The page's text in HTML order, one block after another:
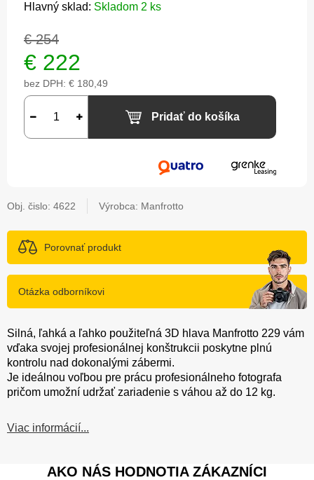
Hlavný sklad: Skladom 2 ks
€ 254
€ 222
bez DPH: € 180,49
Pridať do košíka
Obj. čislo: 4622 Výrobca: Manfrotto
Porovnať produkt
Otázka odborníkovi
Silná, ľahká a ľahko použiteľná 3D hlava Manfrotto 229 vám
vďaka svojej profesionálnej konštrukcii poskytne plnú
kontrolu nad dokonalými zábermi.
Je ideálnou voľbou pre prácu profesionálneho fotografa
pričom umožní udržať zariadenie s váhou až do 12 kg.
Viac informácií...
AKO NÁS HODNOTIA ZÁKAZNÍCI